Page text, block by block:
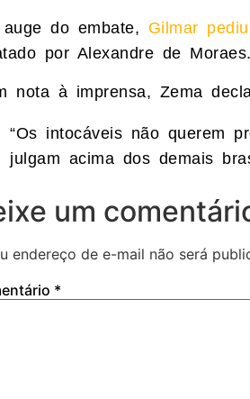
do embate, Gilmar
por Alexandre de Moraes.
nota à imprensa, Zema
“Os intocáveis não querem
julgam acima dos demais
um
endereço de e-mail não será
*